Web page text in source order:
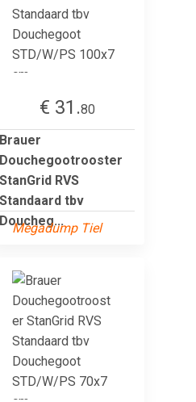
€ 31.80
Brauer
Douchegootrooster
StanGrid RVS
Standaard tbv
Doucheg...
Megadump Tiel